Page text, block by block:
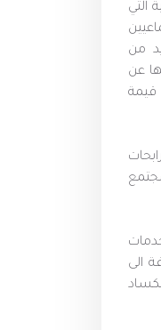
التي
من
عن
قيمة
الى